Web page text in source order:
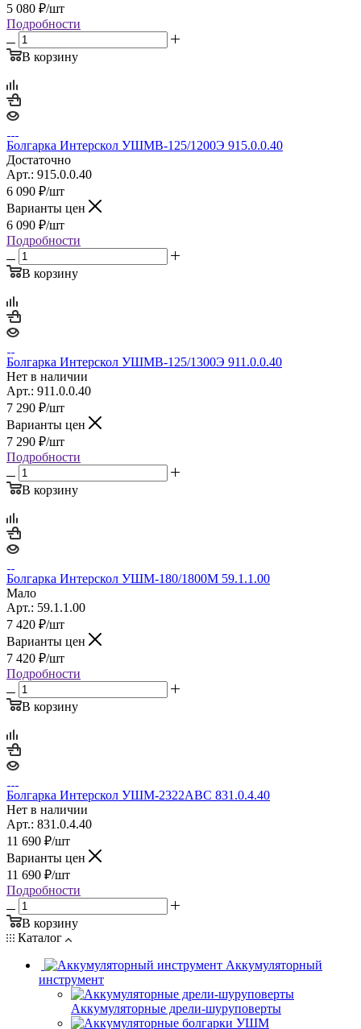
5 080 ₽/шт
Подробности
В корзину
Болгарка Интерскол УШМВ-125/1200Э 915.0.0.40
Достаточно
Арт.: 915.0.0.40
6 090 ₽/шт
Варианты цен
6 090 ₽/шт
Подробности
В корзину
Болгарка Интерскол УШМВ-125/1300Э 911.0.0.40
Нет в наличии
Арт.: 911.0.0.40
7 290 ₽/шт
Варианты цен
7 290 ₽/шт
Подробности
В корзину
Болгарка Интерскол УШМ-180/1800М 59.1.1.00
Мало
Арт.: 59.1.1.00
7 420 ₽/шт
Варианты цен
7 420 ₽/шт
Подробности
В корзину
Болгарка Интерскол УШМ-2322АВС 831.0.4.40
Нет в наличии
Арт.: 831.0.4.40
11 690 ₽/шт
Варианты цен
11 690 ₽/шт
Подробности
В корзину
Каталог
Аккумуляторный
инструмент
Аккумуляторные дрели-шуруповерты